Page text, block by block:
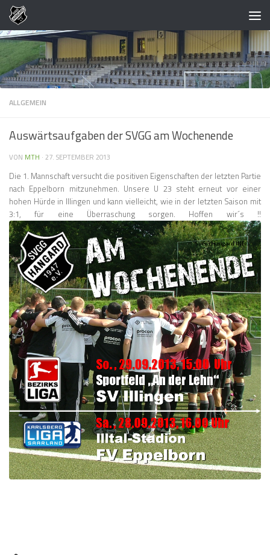
Zum Inhalt springen
ALLGEMEIN
Auswärtsaufgaben der SVGG am Wochenende
VON MTH · 27. SEPTEMBER 2013
Die 1. Mannschaft versucht die positiven Eigenschaften der letzten Partie
nach Eppelborn mitzunehmen. Unsere U 23 steht erneut vor einer
hohen Hürde in Illingen und kann vielleicht, wie in der letzten Saison mit
3:1, für eine Überraschung sorgen. Hoffen wir´s !!